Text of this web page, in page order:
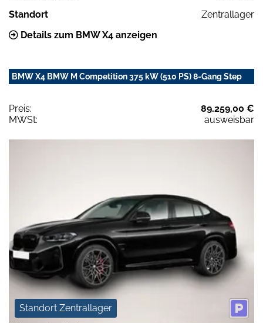
Standort
Zentrallager
Details zum BMW X4 anzeigen
BMW X4 BMW M Competition 375 kW (510 PS) 8-Gang Step
Preis:
89.259,00 €
MWSt:
ausweisbar
Standort Zentrallager